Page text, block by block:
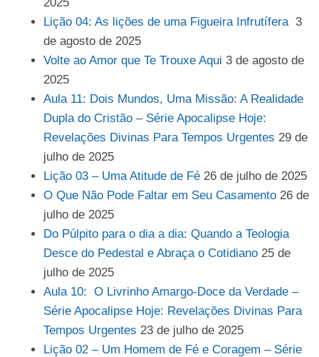
Lição 04: As lições de uma Figueira Infrutífera 3
de agosto de 2025
Volte ao Amor que Te Trouxe Aqui 3 de agosto de
2025
Aula 11: Dois Mundos, Uma Missão: A Realidade
Dupla do Cristão – Série Apocalipse Hoje:
Revelações Divinas Para Tempos Urgentes 29 de
julho de 2025
Lição 03 – Uma Atitude de Fé 26 de julho de 2025
O Que Não Pode Faltar em Seu Casamento 26 de
julho de 2025
Do Púlpito para o dia a dia: Quando a Teologia
Desce do Pedestal e Abraça o Cotidiano 25 de
julho de 2025
Aula 10: O Livrinho Amargo-Doce da Verdade –
Série Apocalipse Hoje: Revelações Divinas Para
Tempos Urgentes 23 de julho de 2025
Lição 02 – Um Homem de Fé e Coragem – Série